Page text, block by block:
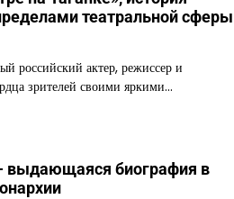
театральной сферы
российский актер, режиссер и
зрителей своими яркими…
выдающаяся биография в